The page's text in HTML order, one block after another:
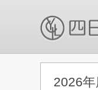
2026年